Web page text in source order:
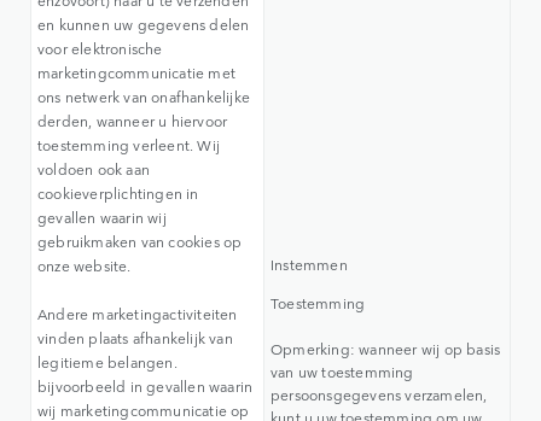
en kunnen uw gegevens delen
voor elektronische
marketingcommunicatie met
ons netwerk van onafhankelijke
derden, wanneer u hiervoor
toestemming verleent. Wij
voldoen ook aan
cookieverplichtingen in
gevallen waarin wij
gebruikmaken van cookies op
onze website.
Andere marketingactiviteiten
vinden plaats afhankelijk van
legitieme belangen.
bijvoorbeeld in gevallen waarin
wij marketingcommunicatie op
Instemmen
Toestemming
Opmerking: wanneer wij op basis
van uw toestemming
persoonsgegevens verzamelen,